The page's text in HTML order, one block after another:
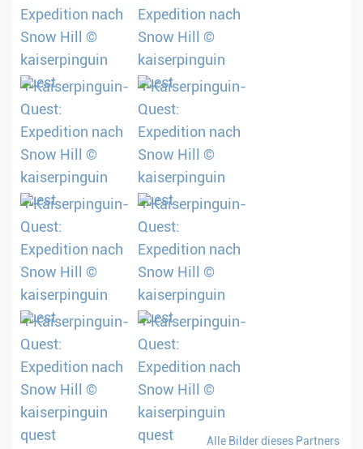
Alle Bilder dieses Partners